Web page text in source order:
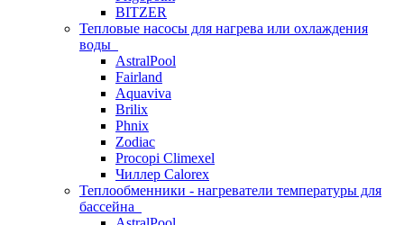
BITZER
Тепловые насосы для нагрева или охлаждения
воды
AstralPool
Fairland
Aquaviva
Brilix
Phnix
Zodiac
Procopi Climexel
Чиллер Calorex
Теплообменники - нагреватели температуры для
бассейна